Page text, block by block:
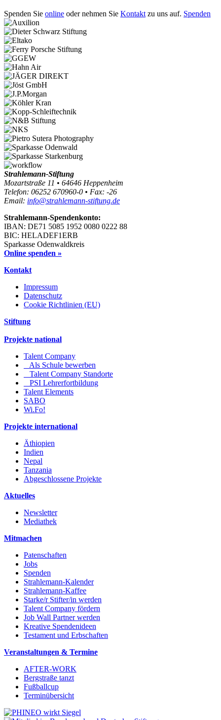
Spenden Sie online oder nehmen Sie Kontakt zu uns auf. Spenden
Strahlemann-Stiftung
Mozartstraße 11 • 64646 Heppenheim
Telefon: 06252 670960-0 • Fax: -26
Email: info@strahlemann-stiftung.de
Strahlemann-Spendenkonto:
IBAN: DE71 5085 1952 0080 0222 88
BIC: HELADEF1ERB
Sparkasse Odenwaldkreis
Online spenden »
Kontakt
Impressum
Datenschutz
Cookie Richtlinien (EU)
Stiftung
Projekte national
Talent Company
Als Schule bewerben
Talent Company Standorte
PSI Lehrerfortbildung
Talent Elements
SABO
Wi.Fo!
Projekte international
Äthiopien
Indien
Nepal
Tanzania
Abgeschlossene Projekte
Aktuelles
Newsletter
Mediathek
Mitmachen
Patenschaften
Jobs
Spenden
Strahlemann-Kalender
Strahlemann-Kaffee
Starke/r Stifter/in werden
Talent Company fördern
Job Wall Partner werden
Kreative Spendenideen
Testament und Erbschaften
Veranstaltungen & Termine
AFTER-WORK
Bergstraße tanzt
Fußballcup
Terminübersicht